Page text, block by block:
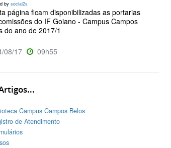
by social2s
página ficam disponibilizadas as portarias
do IF Goiano - Campus Campos
do ano de 2017/1
08/17 09h55
Campus Campos Belos
de Atendimento